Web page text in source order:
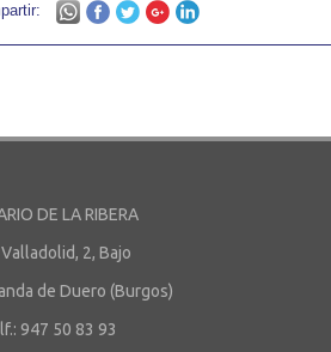
DE LA RIBERA
2, Bajo
de Duero (Burgos)
947 50 83 93